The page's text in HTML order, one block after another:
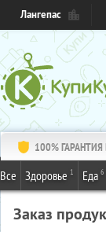
Лангепас
100% ГАРАНТИЯ
Все Здоровье 1 Еда 6
Заказ